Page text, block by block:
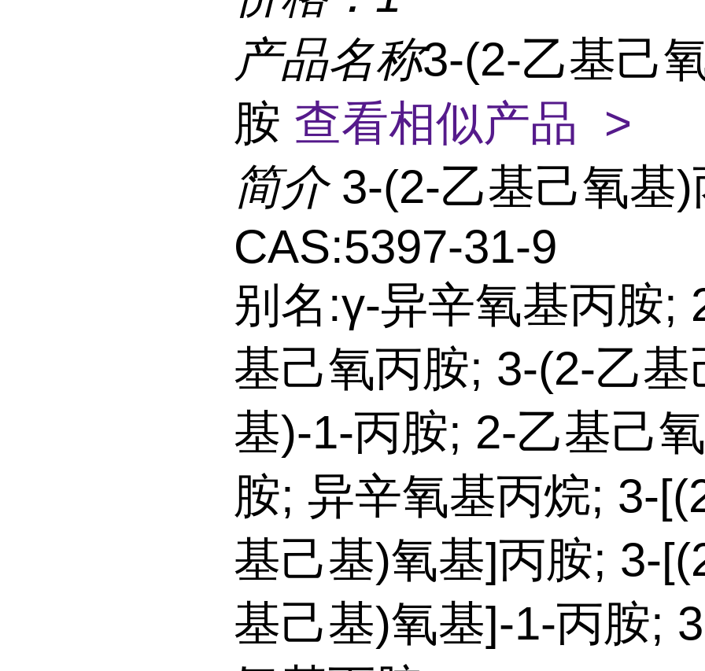
产品名称3-(2-乙基己
胺 查看相似产品 >
简介 3-(2-乙基己氧基)
CAS:5397-31-9
别名:γ-异辛氧基丙胺;
基己氧丙胺; 3-(2-乙基
基)-1-丙胺; 2-乙基己
胺; 异辛氧基丙烷; 3-
基己基)氧基]丙胺; 3-
基己基)氧基]-1-丙胺;